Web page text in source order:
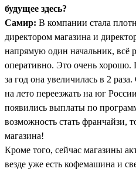
будущее здесь?
Самир: В компании стала
директором магазина и
напрямую один начальник, всё
оперативно. Это очень
за год она увеличилась в 2
на лето переезжать на юг
появились выплаты по
возможность стать франчайзи,
магазина!
Кроме того, сейчас магазины
везде уже есть кофемашина и